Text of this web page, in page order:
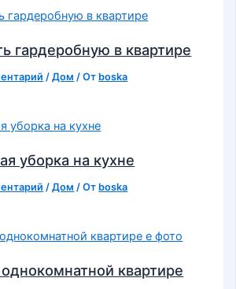
гардеробную в квартире
/Дом / От boska
уборка на кухне
/Дом / От boska
квартире